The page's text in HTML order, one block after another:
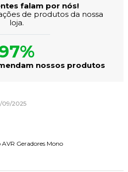
falam por nós!
de produtos da nossa
loja.
nossos produtos
09/2025
Geradores Mono